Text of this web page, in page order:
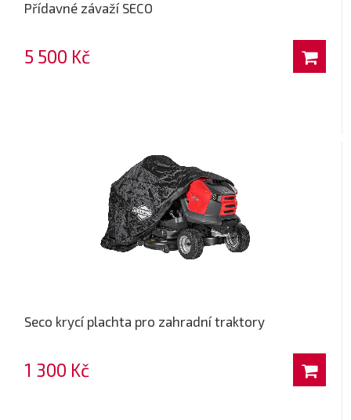
Přídavné závaží SECO
5 500 Kč
Seco krycí plachta pro zahradní traktory
1 300 Kč